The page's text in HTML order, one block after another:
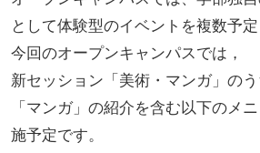
として体験型のイベントを複数予定
今回のオープンキャンパスでは，
新セッション「美術・マンガ」のう
「マンガ」の紹介を含む以下のメ
施予定です。